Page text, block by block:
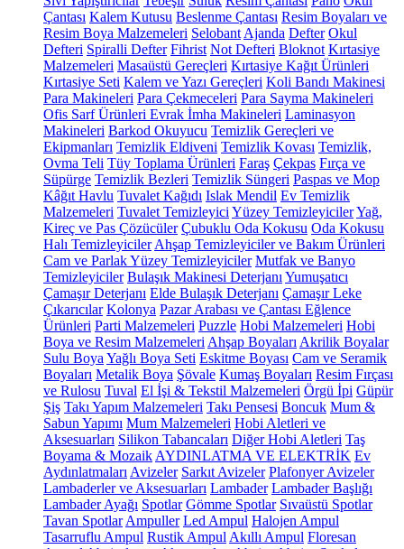
Çantası Kalem Kutusu Beslenme Çantası Resim Boyaları ve
Resim Boya Malzemeleri Selobant Ajanda Defter Okul
Defteri Spiralli Defter Fihrist Not Defteri Bloknot Kırtasiye
Malzemeleri Masaüstü Gereçleri Kırtasiye Kağıt Ürünleri
Kırtasiye Seti Kalem ve Yazı Gereçleri Koli Bandı Makinesi
Para Makineleri Para Çekmeceleri Para Sayma Makineleri
Ofis Sarf Ürünleri Evrak İmha Makineleri Laminasyon
Makineleri Barkod Okuyucu Temizlik Gereçleri ve
Ekipmanları Temizlik Eldiveni Temizlik Kovası Temizlik,
Ovma Teli Tüy Toplama Ürünleri Faraş Çekpas Fırça ve
Süpürge Temizlik Bezleri Temizlik Süngeri Paspas ve Mop
Kâğıt Havlu Tuvalet Kağıdı Islak Mendil Ev Temizlik
Malzemeleri Tuvalet Temizleyici Yüzey TemizleyicilerYağ,
Kireç ve Pas Çözücüler Çubuklu Oda Kokusu Oda Kokusu
Halı Temizleyiciler Ahşap Temizleyiciler ve Bakım Ürünleri
Cam ve Parlak Yüzey Temizleyiciler Mutfak ve Banyo
Temizleyiciler Bulaşık Makinesi Deterjanı Yumuşatıcı
Çamaşır Deterjanı Elde Bulaşık Deterjanı Çamaşır Leke
Çıkarıcılar Kolonya Pazar Arabası ve Çantası Eğlence
Ürünleri Parti Malzemeleri Puzzle Hobi Malzemeleri Hobi
Boya ve Resim Malzemeleri Ahşap Boyaları Akrilik Boyalar
Sulu Boya Yağlı Boya Seti Eskitme Boyası Cam ve Seramik
Boyaları Metalik Boya Şövale Kumaş Boyaları Resim Fırçası
ve Rulosu Tuval El İşi & Tekstil Malzemeleri Örgü İpi Güpür
Şiş Takı Yapım Malzemeleri Takı Pensesi Boncuk Mum &
Sabun Yapımı Mum Malzemeleri Hobi Aletleri ve
Aksesuarları Silikon Tabancaları Diğer Hobi Aletleri Taş
Boyama & Mozaik AYDINLATMA VE ELEKTRİK Ev
Aydınlatmaları Avizeler Sarkıt Avizeler Plafonyer Avizeler
Lambaderler ve Aksesuarları Lambader Lambader Başlığı
Lambader Ayağı Spotlar Gömme Spotlar Sıvaüstü Spotlar
Tavan Spotlar Ampuller Led Ampul Halojen Ampul
Tasarruflu Ampul Rustik Ampul Akıllı Ampul Floresan